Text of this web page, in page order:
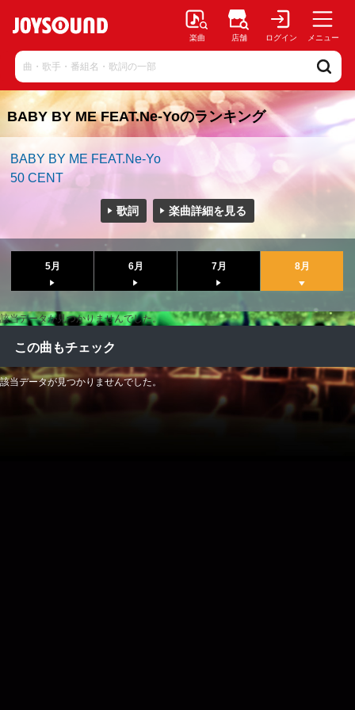
楽曲 店舗 ログイン メニュー
BABY BY ME FEAT.Ne-Yoのランキング
BABY BY ME FEAT.Ne-Yo
50 CENT
歌詞 楽曲詳細を見る
5月 6月 7月 8月
該当データが見つかりませんでした。
この曲もチェック
該当データが見つかりませんでした。